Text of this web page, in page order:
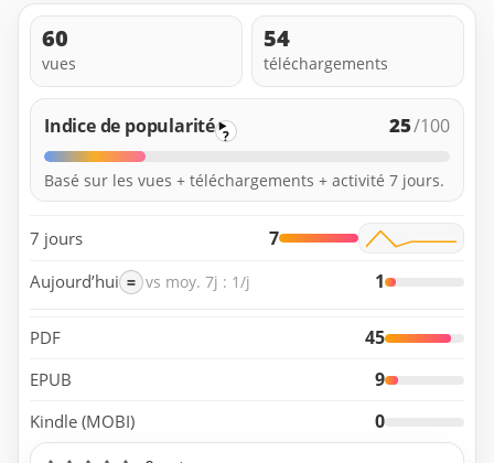
60
vues
54
téléchargements
Indice de popularité ? 25/100
Basé sur les vues + téléchargements + activité 7 jours.
7 jours 7
Aujourd’hui = vs moy. 7j : 1/j 1
PDF 45
EPUB 9
Kindle (MOBI)
0